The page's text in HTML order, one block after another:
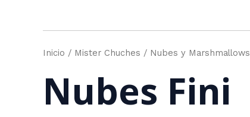
Inicio / Mister Chuches / Nubes y Marshmallows
Nubes Fini